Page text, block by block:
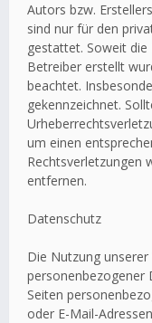
Autors bzw.
sind nur für den
gestattet. Soweit
Betreiber erstellt
beachtet.
gekennzeichnet.
um einen
Rechtsverletzungen
entfernen.
Datenschutz
Die Nutzung
personenbezogener
Seiten
oder E-Mail-